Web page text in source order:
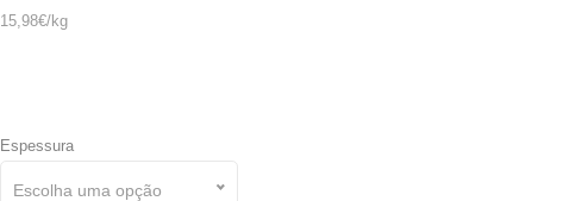
15,98€/kg
Espessura
Escolha uma opção